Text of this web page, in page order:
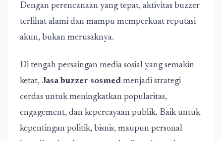
Dengan perencanaan yang tepat, aktivitas buzzer
terlihat alami dan mampu memperkuat reputasi
akun, bukan merusaknya.
Di tengah persaingan media sosial yang semakin
ketat, Jasa buzzer sosmed menjadi strategi
cerdas untuk meningkatkan popularitas,
engagement, dan kepercayaan publik. Baik untuk
kepentingan politik, bisnis, maupun personal